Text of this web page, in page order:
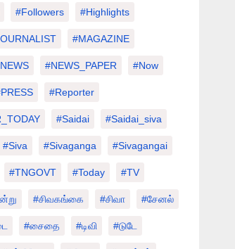
#followers #highlights
#MAGAZINE
#NEWS_PAPER #Now
#Reporter
#saidai #saidai_siva
#Siva #Sivaganga #sivagangai
#TNGOVT #today #TV
#சிவகங்கை #சிவா #சேனல்
#சைதை #டிவி #டுடே